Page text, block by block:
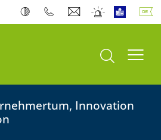
Suche öffnen
Innovation